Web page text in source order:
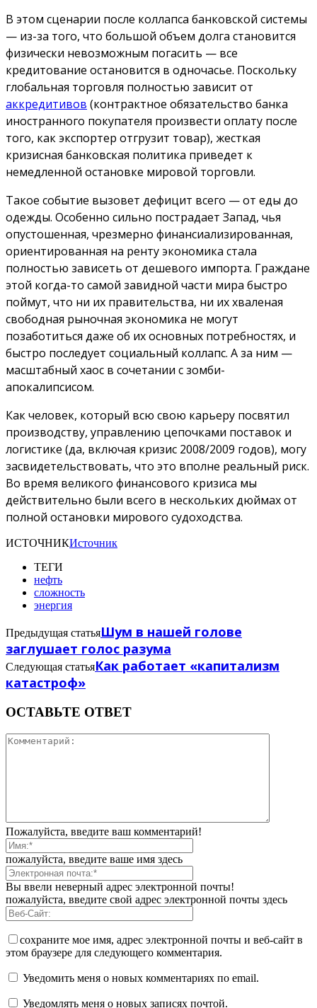
В этом сценарии после коллапса банковской системы
— из-за того, что большой объем долга становится
физически невозможным погасить — все
кредитование остановится в одночасье. Поскольку
глобальная торговля полностью зависит от
аккредитивов (контрактное обязательство банка
иностранного покупателя произвести оплату после
того, как экспортер отгрузит товар), жесткая
кризисная банковская политика приведет к
немедленной остановке мировой торговли.
Такое событие вызовет дефицит всего — от еды до
одежды. Особенно сильно пострадает Запад, чья
опустошенная, чрезмерно финансиализированная,
ориентированная на ренту экономика стала
полностью зависеть от дешевого импорта. Граждане
этой когда-то самой завидной части мира быстро
поймут, что ни их правительства, ни их хваленая
свободная рыночная экономика не могут
позаботиться даже об их основных потребностях, и
быстро последует социальный коллапс. А за ним —
масштабный хаос в сочетании с зомби-
апокалипсисом.
Как человек, который всю свою карьеру посвятил
производству, управлению цепочками поставок и
логистике (да, включая кризис 2008/2009 годов), могу
засвидетельствовать, что это вполне реальный риск.
Во время великого финансового кризиса мы
действительно были всего в нескольких дюймах от
полной остановки мирового судоходства.
ИСТОЧНИКИсточник
ТЕГИ
нефть
сложность
энергия
Предыдущая статьяШум в нашей голове
заглушает голос разума
Следующая статьяКак работает «капитализм
катастроф»
ОСТАВЬТЕ ОТВЕТ
Пожалуйста, введите ваш комментарий!
пожалуйста, введите ваше имя здесь
Вы ввели неверный адрес электронной почты!
пожалуйста, введите свой адрес электронной почты здесь
сохраните мое имя, адрес электронной почты и веб-сайт в
этом браузере для следующего комментария.
Уведомить меня о новых комментариях по email.
Уведомлять меня о новых записях почтой.